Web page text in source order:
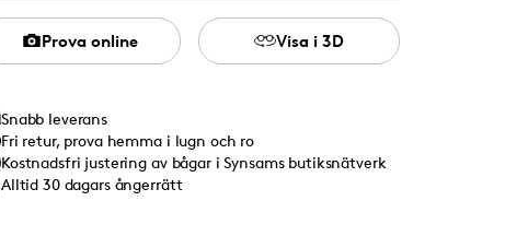
Prova online Visa i 3D
Snabb leverans
Fri retur, prova hemma i lugn och ro
Kostnadsfri justering av bågar i Synsams butiksnätverk
Alltid 30 dagars ångerrätt